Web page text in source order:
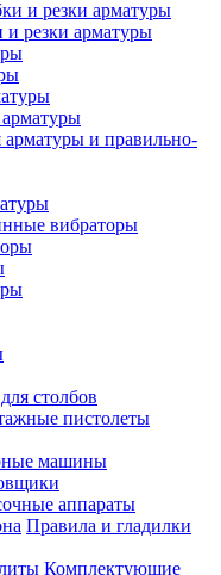
и резки арматуры
и правильно-
вибраторы
столбов
пистолеты
машины
аппараты
Правила и гладилки
Комплектующие